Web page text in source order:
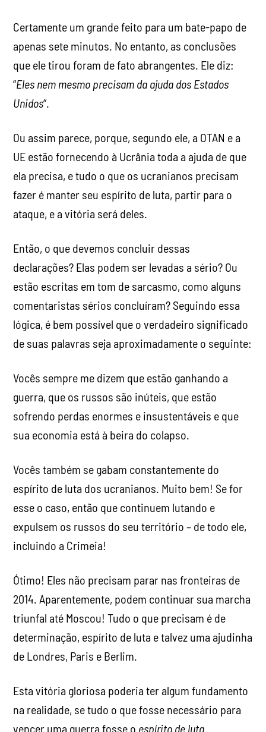
Certamente um grande feito para um bate-papo de
apenas sete minutos. No entanto, as conclusões
que ele tirou foram de fato abrangentes. Ele diz:
“Eles nem mesmo precisam da ajuda dos Estados
Unidos“.
Ou assim parece, porque, segundo ele, a OTAN e a
UE estão fornecendo à Ucrânia toda a ajuda de que
ela precisa, e tudo o que os ucranianos precisam
fazer é manter seu espírito de luta, partir para o
ataque, e a vitória será deles.
Então, o que devemos concluir dessas
declarações? Elas podem ser levadas a sério? Ou
estão escritas em tom de sarcasmo, como alguns
comentaristas sérios concluíram? Seguindo essa
lógica, é bem possível que o verdadeiro significado
de suas palavras seja aproximadamente o seguinte:
Vocês sempre me dizem que estão ganhando a
guerra, que os russos são inúteis, que estão
sofrendo perdas enormes e insustentáveis ​​e que
sua economia está à beira do colapso.
Vocês também se gabam constantemente do
espírito de luta dos ucranianos. Muito bem! Se for
esse o caso, então que continuem lutando e
expulsem os russos do seu território – de todo ele,
incluindo a Crimeia!
Ótimo! Eles não precisam parar nas fronteiras de
2014. Aparentemente, podem continuar sua marcha
triunfal até Moscou! Tudo o que precisam é de
determinação, espírito de luta e talvez uma ajudinha
de Londres, Paris e Berlim.
Esta vitória gloriosa poderia ter algum fundamento
na realidade, se tudo o que fosse necessário para
vencer uma guerra fosse o espírito de luta.